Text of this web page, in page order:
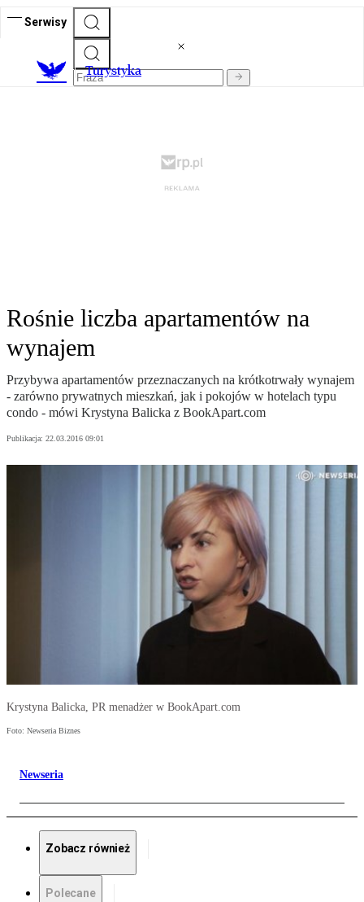
Serwisy
Turystyka
Rośnie liczba apartamentów na
wynajem
Przybywa apartamentów przeznaczanych na krótkotrwały wynajem
- zarówno prywatnych mieszkań, jak i pokojów w hotelach typu
condo - mówi Krystyna Balicka z BookApart.com
Publikacja: 22.03.2016 09:01
Krystyna Balicka, PR menadżer w BookApart.com
Foto: Newseria Biznes
Newseria
Zobacz również
Polecane